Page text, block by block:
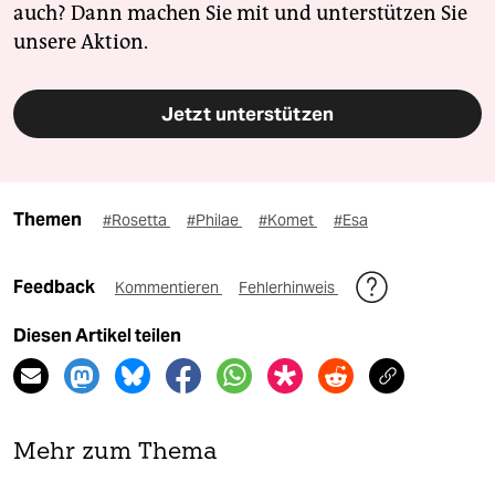
auch? Dann machen Sie mit und unterstützen Sie
unsere Aktion.
Jetzt unterstützen
Themen #Rosetta #Philae #Komet #Esa
Feedback Kommentieren Fehlerhinweis
Diesen Artikel teilen
Mehr zum Thema